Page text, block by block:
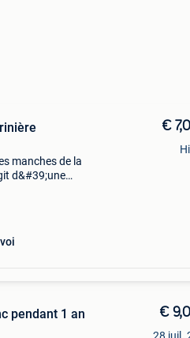
manches de la
d&#39;une
€
pendant 1 an €